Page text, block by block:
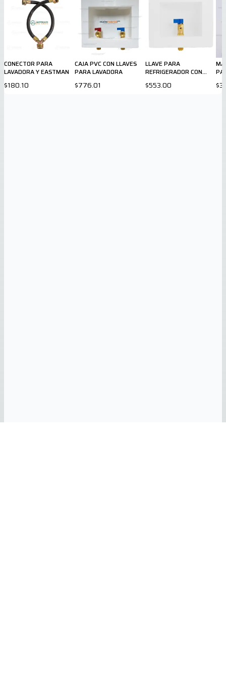
CONECTOR PARA
LAVADORA Y EASTMAN
$180.10
CAJA PVC CON LLAVES
PARA LAVADORA
$776.01
LLAVE PARA
REFRIGERADOR CON
$553.00